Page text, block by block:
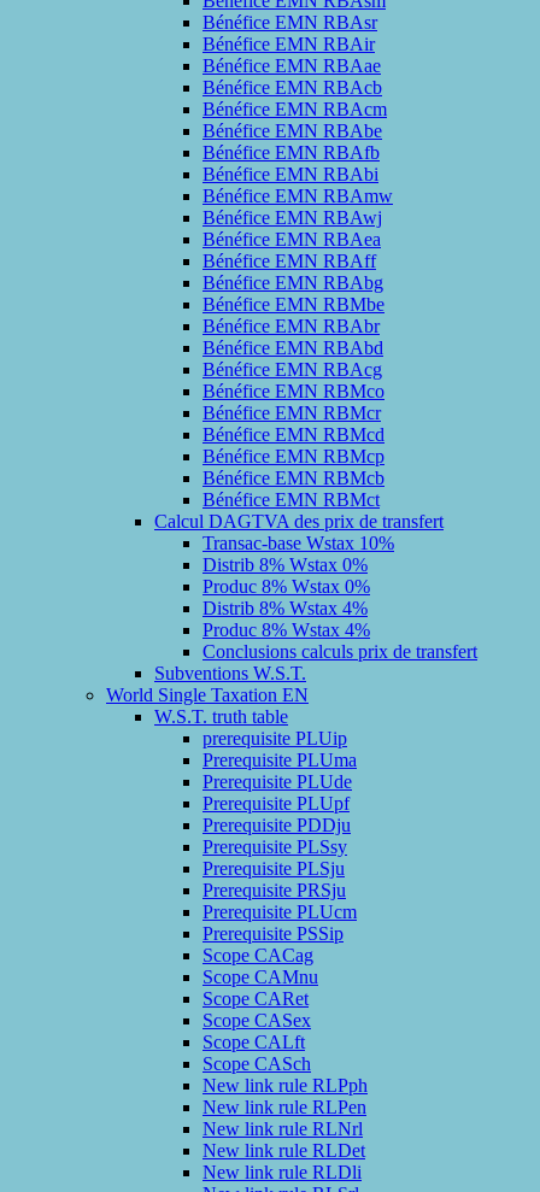
Bénéfice EMN RBAsr
Bénéfice EMN RBAir
Bénéfice EMN RBAae
Bénéfice EMN RBAcb
Bénéfice EMN RBAcm
Bénéfice EMN RBAbe
Bénéfice EMN RBAfb
Bénéfice EMN RBAbi
Bénéfice EMN RBAmw
Bénéfice EMN RBAwj
Bénéfice EMN RBAea
Bénéfice EMN RBAff
Bénéfice EMN RBAbg
Bénéfice EMN RBMbe
Bénéfice EMN RBAbr
Bénéfice EMN RBAbd
Bénéfice EMN RBAcg
Bénéfice EMN RBMco
Bénéfice EMN RBMcr
Bénéfice EMN RBMcd
Bénéfice EMN RBMcp
Bénéfice EMN RBMcb
Bénéfice EMN RBMct
Calcul DAGTVA des prix de transfert
Transac-base Wstax 10%
Distrib 8% Wstax 0%
Produc 8% Wstax 0%
Distrib 8% Wstax 4%
Produc 8% Wstax 4%
Conclusions calculs prix de transfert
Subventions W.S.T.
World Single Taxation EN
W.S.T. truth table
prerequisite PLUip
Prerequisite PLUma
Prerequisite PLUde
Prerequisite PLUpf
Prerequisite PDDju
Prerequisite PLSsy
Prerequisite PLSju
Prerequisite PRSju
Prerequisite PLUcm
Prerequisite PSSip
Scope CACag
Scope CAMnu
Scope CARet
Scope CASex
Scope CALft
Scope CASch
New link rule RLPph
New link rule RLPen
New link rule RLNrl
New link rule RLDet
New link rule RLDli